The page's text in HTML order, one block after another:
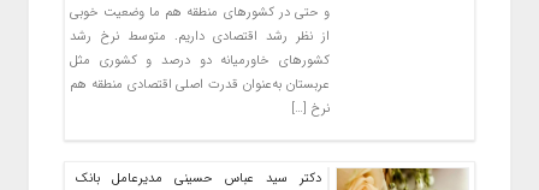
و حتی در کشورهای منطقه هم ما وضعیت خوبی
از نظر رشد اقتصادی داریم. متوسط نرخ رشد
کشورهای خاورمیانه دو درصد و کشوری مثل
عربستان به‌عنوان قدرت اصلی اقتصادی منطقه هم
نرخ […]
دکتر سید عباس حسینی مدیرعامل بانک